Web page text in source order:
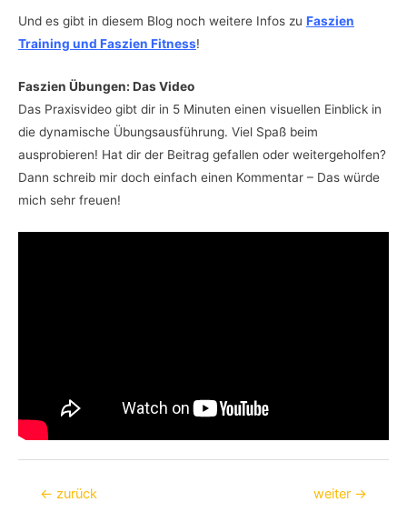
Und es gibt in diesem Blog noch weitere Infos zu Faszien
Training und Faszien Fitness!
Faszien Übungen: Das Video
Das Praxisvideo gibt dir in 5 Minuten einen visuellen Einblick in
die dynamische Übungsausführung. Viel Spaß beim
ausprobieren! Hat dir der Beitrag gefallen oder weitergeholfen?
Dann schreib mir doch einfach einen Kommentar – Das würde
mich sehr freuen!
Beitragsnavigation
← zurück weiter →